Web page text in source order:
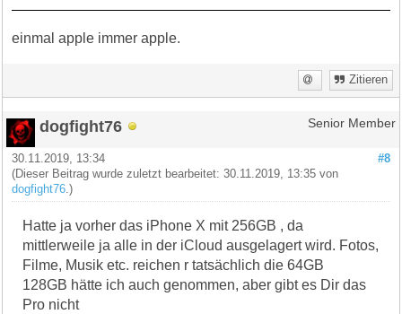
einmal apple immer apple.
Zitieren
dogfight76 Senior Member
#8
30.11.2019, 13:34
(Dieser Beitrag wurde zuletzt bearbeitet: 30.11.2019, 13:35 von
dogfight76 .)
Hatte ja vorher das iPhone X mit 256GB , da
mittlerweile ja alle in der iCloud ausgelagert wird. Fotos,
Filme, Musik etc. reichen r tatsächlich die 64GB
128GB hätte ich auch genommen, aber gibt es Dir das
Pro nicht